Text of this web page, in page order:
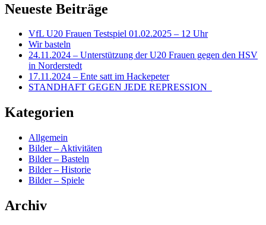
Neueste Beiträge
VfL U20 Frauen Testspiel 01.02.2025 – 12 Uhr
Wir basteln
24.11.2024 – Unterstützung der U20 Frauen gegen den HSV
in Norderstedt
17.11.2024 – Ente satt im Hackepeter
STANDHAFT GEGEN JEDE REPRESSION
Kategorien
Allgemein
Bilder – Aktivitäten
Bilder – Basteln
Bilder – Historie
Bilder – Spiele
Archiv